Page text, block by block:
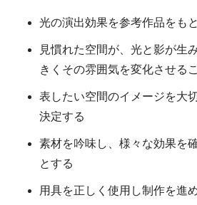
光の演出効果を参考作品をも
見慣れた空間が、光と影が生
きくその雰囲気を変化させる
表したい空間のイメージを大
決定する
素材を吟味し、様々な効果を
とする
用具を正しく使用し制作を進